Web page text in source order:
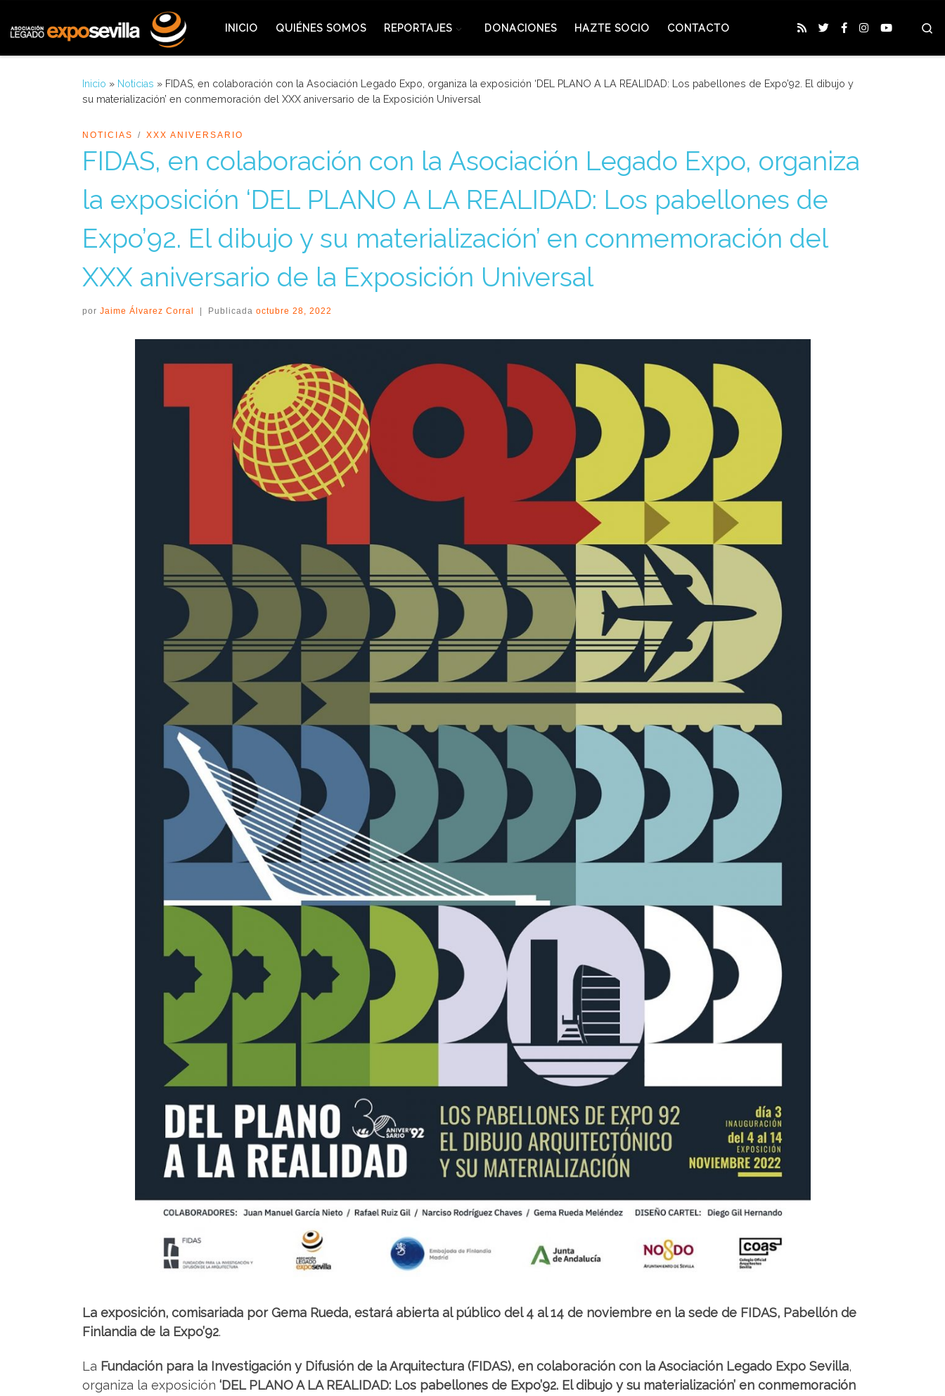
INICIO QUIÉNES SOMOS REPORTAJES DONACIONES HAZTE SOCIO CONTACTO
Inicio » Noticias » FIDAS, en colaboración con la Asociación Legado Expo, organiza la exposición ‘DEL PLANO A LA REALIDAD: Los pabellones de Expo’92. El dibujo y
su materialización’ en conmemoración del XXX aniversario de la Exposición Universal
NOTICIAS XXX ANIVERSARIO
FIDAS, en colaboración con la Asociación Legado Expo, organiza
la exposición ‘DEL PLANO A LA REALIDAD: Los pabellones de
Expo’92. El dibujo y su materialización’ en conmemoración del
XXX aniversario de la Exposición Universal
por Jaime Álvarez Corral Publicada octubre 28, 2022
La exposición, comisariada por Gema Rueda, estará abierta al público del 4 al 14 de noviembre en la sede de FIDAS, Pabellón de
Finlandia de la Expo’92.
La Fundación para la Investigación y Difusión de la Arquitectura (FIDAS), en colaboración con la Asociación Legado Expo Sevilla,
organiza la exposición ‘DEL PLANO A LA REALIDAD: Los pabellones de Expo’92. El dibujo y su materialización’ en conmemoración